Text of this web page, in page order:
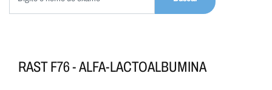
UNIDADES
Siga-nos:
RAST F76 - ALFA-LACTOALBUMINA